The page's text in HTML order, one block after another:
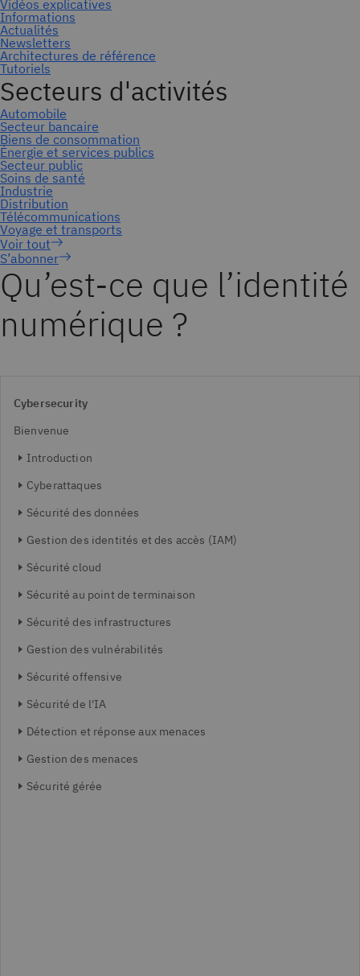
S’abonner
Qu’est-ce que l’identité
numérique ?
Cybersecurity
Bienvenue
Introduction
Cyberattaques
Sécurité des données
Gestion des identités et des accès (IAM)
Sécurité cloud
Sécurité au point de terminaison
Sécurité des infrastructures
Gestion des vulnérabilités
Sécurité offensive
Sécurité de l'IA
Détection et réponse aux menaces
Gestion des menaces
Sécurité gérée